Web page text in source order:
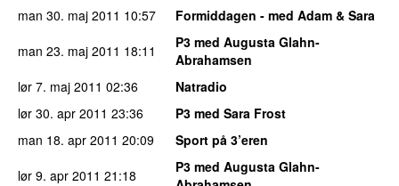
man 30. maj 2011 10:57
Formiddagen - med Adam & Sara
man 23. maj 2011 18:11
P3 med Augusta Glahn-
Abrahamsen
lør 7. maj 2011 02:36
Natradio
lør 30. apr 2011 23:36
P3 med Sara Frost
man 18. apr 2011 20:09
Sport på 3’eren
lør 9. apr 2011 21:18
P3 med Augusta Glahn-